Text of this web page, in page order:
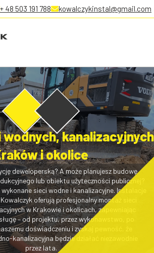
+ 48 503 191 788 kowalczykinstal@gmail.com
kanalizacyjnych
i okolice
deweloperską? A może planujesz budowę
lub obiektu użyteczności publicznej?
sieci wodne i kanalizacyjne. Instalacje
oferują profesjonalny montaż sieci
w Krakowie i okolicach, zapewniając
– od projektu, przez wykonawstwo, po
doświadczeniu i zyskaj pewność, że
kanalizacyjna będzie działać niezawodnie
przez lata.